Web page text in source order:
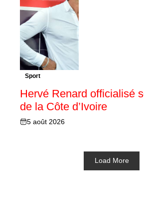
Sport
Hervé Renard officialisé
de la Côte d’Ivoire
5 août 2026
Load More